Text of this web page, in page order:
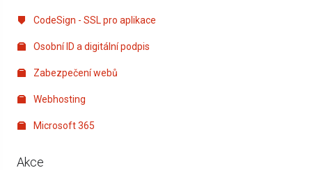
CodeSign - SSL pro aplikace
Osobní ID a digitální podpis
Zabezpečení webů
Webhosting
Microsoft 365
Akce